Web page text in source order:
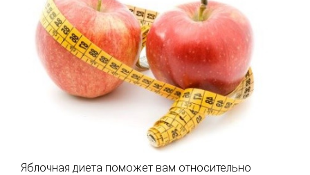
Яблочная диета поможет вам относительно